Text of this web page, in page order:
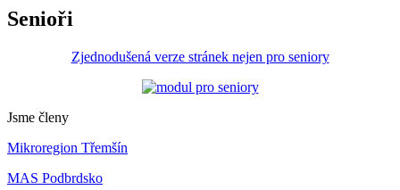
Senioři
Zjednodušená verze stránek nejen pro seniory
Jsme členy
Mikroregion Třemšín
MAS Podbrdsko